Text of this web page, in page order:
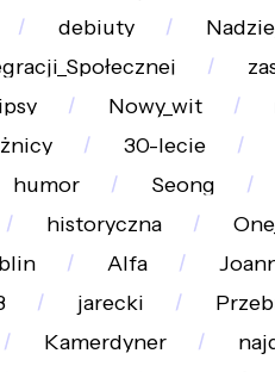
debiuty
Nowy_wit
30-lecie
humor Seong
historyczna
Alfa
jarecki
Kamerdyner